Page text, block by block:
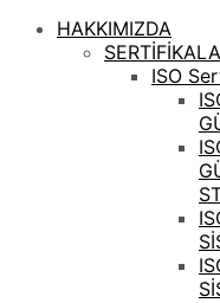
HAKKIMIZDA
ISO